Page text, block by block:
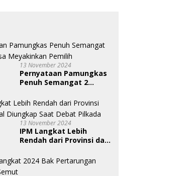
13 November 2024
Pernyataan Pamungkas
Penuh Semangat 2
Pemilih
13 November 2024
IPM Langkat Lebih
Rendah dari Provinsi dan
Debat Pilkada